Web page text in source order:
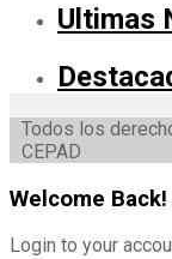
Ultimas
Todos los
CEPAD
Welcome Back!
Login to your